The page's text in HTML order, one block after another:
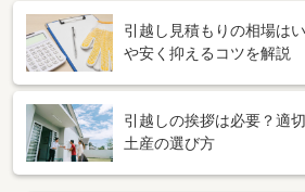
引越し見積もりの相場は
や安く抑えるコツを解説
引越しの挨拶は必要？適
土産の選び方